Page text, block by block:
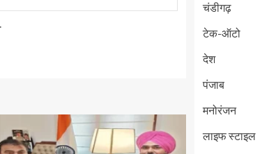
चंडीगढ़
टेक-ऑटो
देश
पंजाब
मनोरंजन
लाइफ स्टाइल